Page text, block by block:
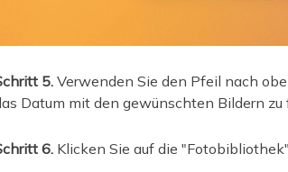
5. Verwenden Sie den Pfeil nach
Datum mit den gewünschten Bildern zu
6. Klicken Sie auf die